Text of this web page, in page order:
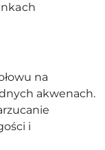
na
akwenach.
i